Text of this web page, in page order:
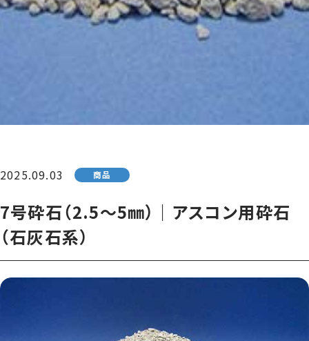
2025.09.03 商品
7号砕石（2.5〜5㎜）｜アスコン用砕石
（石灰石系）